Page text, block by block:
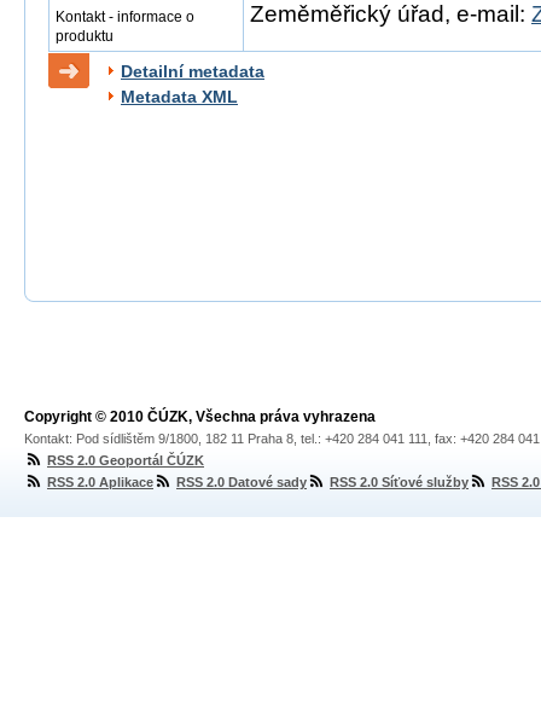
Kontakt - informace o
produktu
Zeměměřický úřad, e-mail:
Detailní metadata
Metadata XML
Copyright © 2010 ČÚZK, Všechna práva vyhrazena
Kontakt: Pod sídlištěm 9/1800, 182 11 Praha 8, tel.: +420 284 041 111, fax: +420 284
RSS 2.0 Geoportál ČÚZK
RSS 2.0 Aplikace
RSS 2.0 Datové sady RSS 2.0 Síťové služby RSS